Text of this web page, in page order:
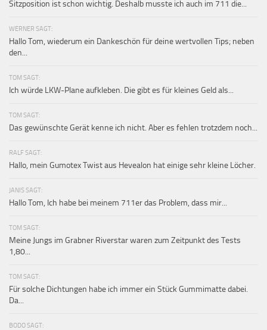
Sitzposition ist schon wichtig. Deshalb musste ich auch im 711 die...
WERNER SAGT:
Hallo Tom, wiederum ein Dankeschön für deine wertvollen Tips; neben
den...
TOM SAGT:
Ich würde LKW-Plane aufkleben. Die gibt es für kleines Geld als...
TOM SAGT:
Das gewünschte Gerät kenne ich nicht. Aber es fehlen trotzdem noch...
RALF SAGT:
Hallo, mein Gumotex Twist aus Hevealon hat einige sehr kleine Löcher.
JANIS SAGT:
Hallo Tom, Ich habe bei meinem 711er das Problem, dass mir...
TOM SAGT:
Meine Jungs im Grabner Riverstar waren zum Zeitpunkt des Tests
1,80...
TOM SAGT:
Für solche Dichtungen habe ich immer ein Stück Gummimatte dabei.
Da...
BODO SAGT: